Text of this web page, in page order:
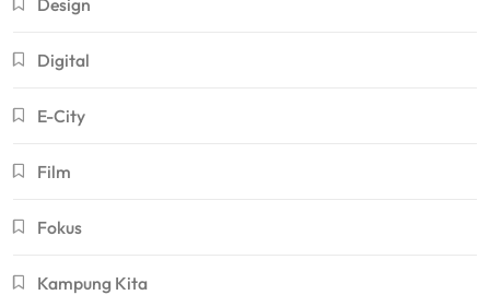
Digital
E-City
Film
Fokus
Kampung Kita